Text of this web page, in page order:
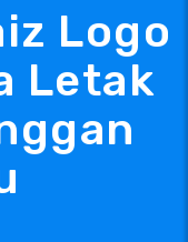
Logo
Letak